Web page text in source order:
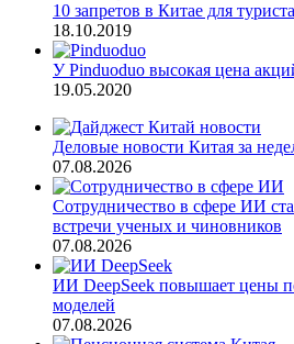
10 запретов в Китае для
18.10.2019
У Pinduoduo высокая цена
19.05.2020
Деловые новости Китая за
07.08.2026
Сотрудничество в сфере ИИ
встречи ученых и чиновников
07.08.2026
ИИ DeepSeek повышает цены
моделей
07.08.2026